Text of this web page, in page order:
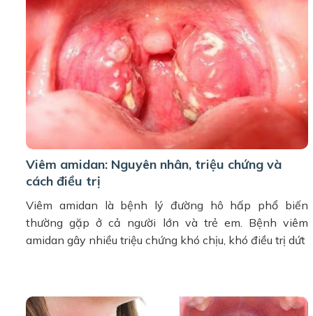
Viêm amidan: Nguyên nhân, triệu chứng và
cách điều trị
Viêm amidan là bệnh lý đường hô hấp phổ biến
thường gặp ở cả người lớn và trẻ em. Bệnh viêm
amidan gây nhiều triệu chứng khó chịu, khó điều trị dứt